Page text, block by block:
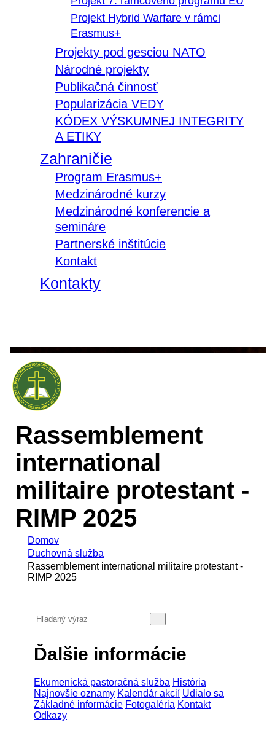
Projekt Hybrid Warfare v rámci
Erasmus+
Projekty pod gesciou NATO
Národné projekty
Publikačná činnosť
Popularizácia VEDY
KÓDEX VÝSKUMNEJ INTEGRITY
A ETIKY
Zahraničie
Program Erasmus+
Medzinárodné kurzy
Medzinárodné konferencie a
semináre
Partnerské inštitúcie
Kontakt
Kontakty
Rassemblement
international
militaire protestant -
RIMP 2025
Domov
Duchovná služba
Rassemblement international militaire protestant -
RIMP 2025
Ďalšie informácie
Ekumenická pastoračná služba História
Najnovšie oznamy Kalendár akcií Udialo sa
Základné informácie Fotogaléria Kontakt
Odkazy